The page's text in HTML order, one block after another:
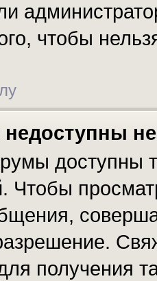
чтобы
недоступны
доступны
Чтобы
получения